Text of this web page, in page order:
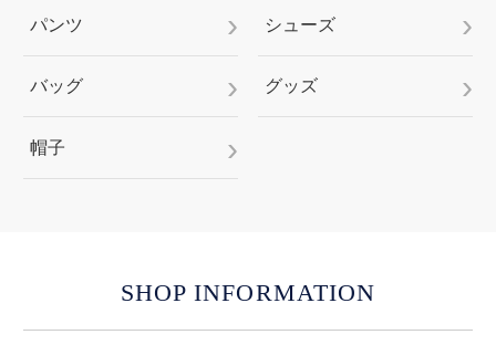
パンツ シューズ
バッグ グッズ
帽子
SHOP INFORMATION